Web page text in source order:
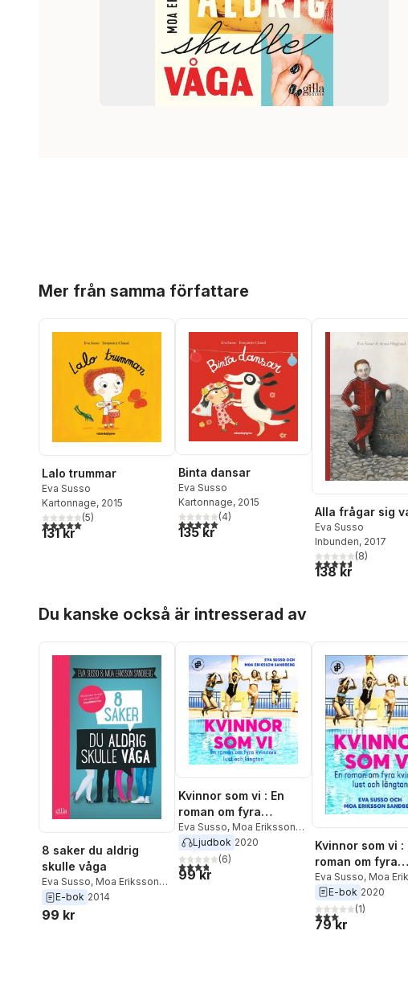
Mer från samma författare
Lalo trummar
Eva Susso
Kartonnage, 2015
5,0utav 5 stjärnor. Totalt antal röster:
(5)
131 kr
Binta dansar
Eva Susso
Kartonnage, 2015
5,0utav 5 stjärnor. Totalt antal röster:
(4)
135 kr
Alla frågar sig
Eva Susso
Inbunden, 2017
4,6utav 5 stjärnor.
(8)
138 kr
Du kanske också är intresserad av
8 saker du aldrig
skulle våga
Eva Susso, Moa Eriksson
Sandberg
E-bok 2014
99 kr
Kvinnor som vi : En
roman om fyra
kvinnors lust och
längtan
Eva Susso, Moa Eriksson
Sandberg
Ljudbok 2020
3,8utav 5 stjärnor. Totalt antal röster:
(6)
99 kr
Kvinnor som vi :
roman om fyra
kvinnors lust
längtan
Eva Susso, Moa
Sandberg
E-bok 2020
3,0utav 5 stjärnor.
(1)
79 kr